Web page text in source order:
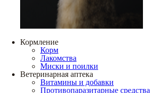
Кормление
Корм
Лакомства
Миски и поилки
Ветеринарная аптека
Витамины и добавки
Противопаразитарные средства